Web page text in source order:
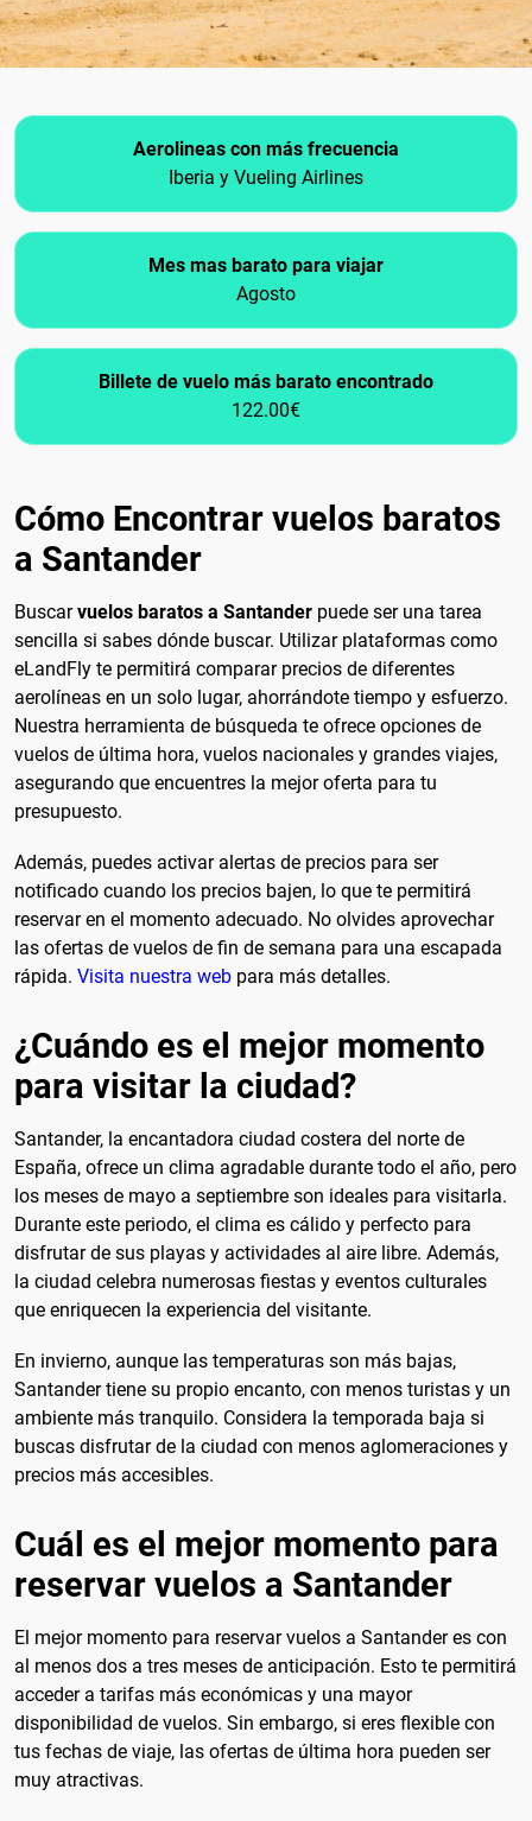
Aerolineas con más frecuencia
Iberia y Vueling Airlines
Mes mas barato para viajar
Agosto
Billete de vuelo más barato encontrado
122.00€
Cómo Encontrar vuelos baratos
a Santander
Buscarvuelos baratos a Santander puede ser una tarea
sencilla si sabes dónde buscar. Utilizar plataformas como
eLandFly te permitirá comparar precios de diferentes
aerolíneas en un solo lugar, ahorrándote tiempo y esfuerzo.
Nuestra herramienta de búsqueda te ofrece opciones de
vuelos de última hora, vuelos nacionales y grandes viajes,
asegurando que encuentres la mejor oferta para tu
presupuesto.
Además, puedes activar alertas de precios para ser
notificado cuando los precios bajen, lo que te permitirá
reservar en el momento adecuado. No olvides aprovechar
las ofertas de vuelos de fin de semana para una escapada
rápida. Visita nuestra web para más detalles.
¿Cuándo es el mejor momento
para visitar la ciudad?
Santander, la encantadora ciudad costera del norte de
España, ofrece un clima agradable durante todo el año, pero
los meses de mayo a septiembre son ideales para visitarla.
Durante este periodo, el clima es cálido y perfecto para
disfrutar de sus playas y actividades al aire libre. Además,
la ciudad celebra numerosas fiestas y eventos culturales
que enriquecen la experiencia del visitante.
En invierno, aunque las temperaturas son más bajas,
Santander tiene su propio encanto, con menos turistas y un
ambiente más tranquilo. Considera la temporada baja si
buscas disfrutar de la ciudad con menos aglomeraciones y
precios más accesibles.
Cuál es el mejor momento para
reservar vuelos a Santander
El mejor momento para reservar vuelos a Santander es con
al menos dos a tres meses de anticipación. Esto te permitirá
acceder a tarifas más económicas y una mayor
disponibilidad de vuelos. Sin embargo, si eres flexible con
tus fechas de viaje, las ofertas de última hora pueden ser
muy atractivas.